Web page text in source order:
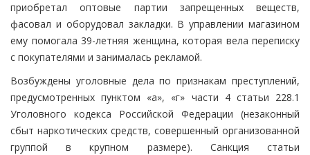
приобретал оптовые партии запрещенных веществ,
фасовал и оборудовал закладки. В управлении магазином
ему помогала 39-летняя женщина, которая вела переписку
с покупателями и занималась рекламой.
Возбуждены уголовные дела по признакам преступлений,
предусмотренных пунктом «а», «г» части 4 статьи 228.1
Уголовного кодекса Российской Федерации (незаконный
сбыт наркотических средств, совершенный организованной
группой в крупном размере). Санкция статьи